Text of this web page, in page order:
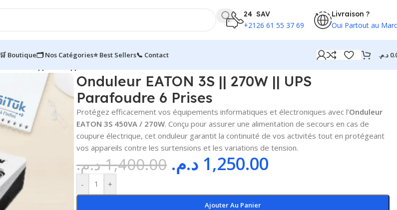
24 SAV
+2126 61 55 37 69
Livraison ?
Oui Partout au
🛒 Boutique🗂️ Nos Catégories⭐ Best Sellers📞 Contact د.م.
Onduleur EATON 3S || 270W || UPS
Parafoudre 6 Prises
Protégez efficacement vos équipements informatiques et électroniques avec l’Onduleur
EATON 3S 450VA / 270W. Conçu pour assurer une alimentation de secours en cas de
coupure électrique, cet onduleur garantit la continuité de vos activités tout en protégeant
vos appareils contre les surtensions et les variations de tension.
1,400.00د.م. 1,250.00 د.م.
- +
Ajouter Au Panier